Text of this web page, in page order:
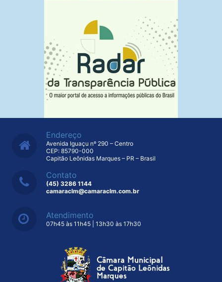
Endereço
Avenida Iguaçu nº 290 – Centro
CEP: 85790-000
Capitão Leônidas Marques – PR – Brasil
Contato
(45) 3286 1144
camaraclm@camaraclm.com.br
Atendimento
07h45 às 11h45 | 13h30 às 17h30